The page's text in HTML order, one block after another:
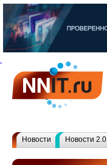
Новости Новости 2.0